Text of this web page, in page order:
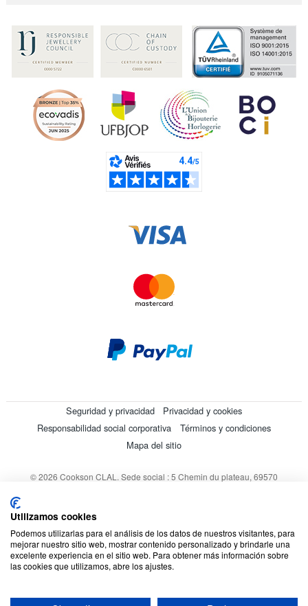
Seguridad y privacidad
Privacidad y cookies
Responsabilidad social corporativa
Términos y condiciones
Mapa del sitio
© 2026 Cookson CLAL. Sede social : 5 Chemin du plateau, 69570
Utilizamos cookies
Podemos utilizarlas para el análisis de los datos de nuestros visitantes, para
mejorar nuestro sitio web, mostrar contenido personalizado y brindarle una
excelente experiencia en el sitio web. Para obtener más información sobre
las cookies que utilizamos, abre los ajustes.